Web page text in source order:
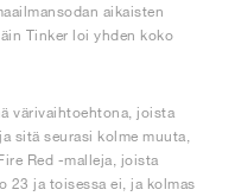
aikaisten
Tinker loi yhden koko
värivaihtoehtona, joista
, ja sitä seurasi kolme muuta,
Red -malleja, joista
23 ja toisessa ei, ja kolmas